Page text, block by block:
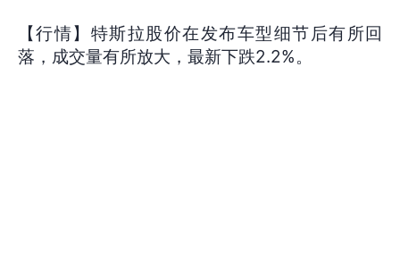
【行情】特斯拉股价在发布车型细节后有所回
落，成交量有所放大，最新下跌2.2%。